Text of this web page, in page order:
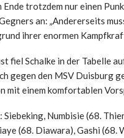
Ende trotzdem nur einen
an: „Andererseits
ihrer enormen
fiel Schalke in der Tabelle
gegen den MSV Duisburg
mit einem komfortablen
: Siebeking, Numbisie (68.
(68. Diawara), Gashi (68.